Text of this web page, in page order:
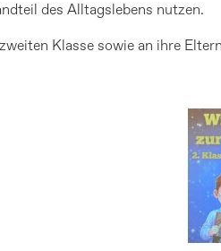
des Alltagslebens nutzen.
Klasse sowie an ihre